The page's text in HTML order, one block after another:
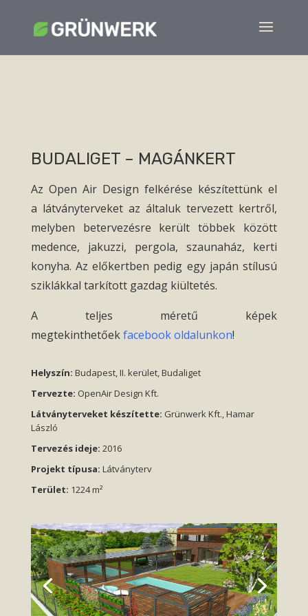
BUDALIGET – MAGÁNKERT
Az Open Air Design felkérése készítettünk el
a látványterveket az általuk tervezett kertről,
melyben betervezésre került többek között
medence, jakuzzi, pergola, szaunaház, kerti
konyha. Az előkertben pedig egy japán stílusú
sziklákkal tarkított gazdag kiültetés.
A teljes méretű képek
megtekinthetőekfacebook oldalunkon!
Helyszín: Budapest, II. kerület, Budaliget
Tervezte: OpenAir Design Kft.
Látványterveket készítette: Grünwerk Kft., Hamar
László
Tervezés ideje: 2016
Projekt típusa: Látványterv
Terület: 1224 m²